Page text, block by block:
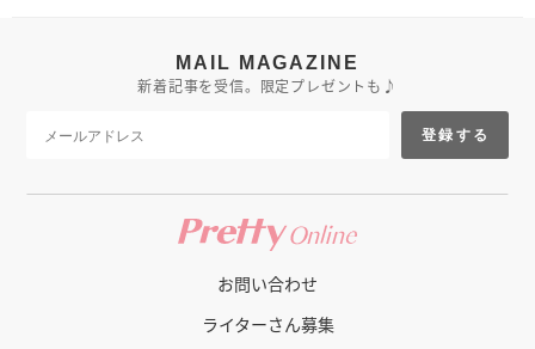
MAIL MAGAZINE
新着記事を受信。限定プレゼントも♪
登録する
お問い合わせ
ライターさん募集